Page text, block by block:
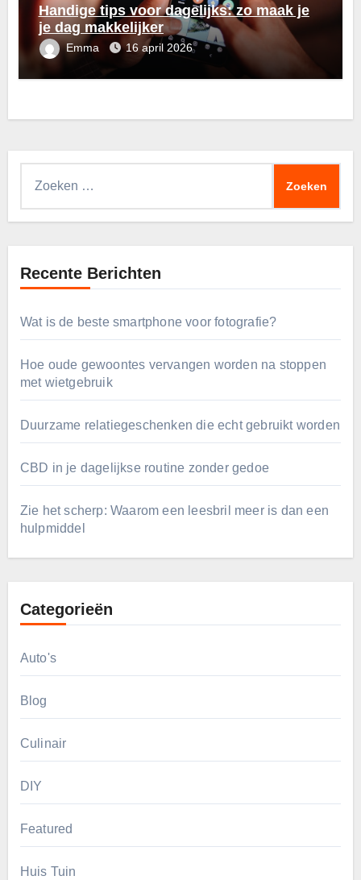
Handige tips voor dagelijks: zo maak je
je dag makkelijker
Emma 16 april 2026
Recente Berichten
Wat is de beste smartphone voor fotografie?
Hoe oude gewoontes vervangen worden na stoppen
met wietgebruik
Duurzame relatiegeschenken die echt gebruikt worden
CBD in je dagelijkse routine zonder gedoe
Zie het scherp: Waarom een leesbril meer is dan een
hulpmiddel
Categorieën
Auto's
Blog
Culinair
DIY
Featured
Huis Tuin